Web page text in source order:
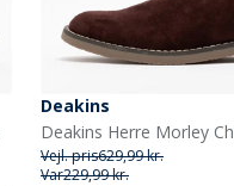
Deakins
Vejl. pris629,99 kr.
Var229,99 kr.